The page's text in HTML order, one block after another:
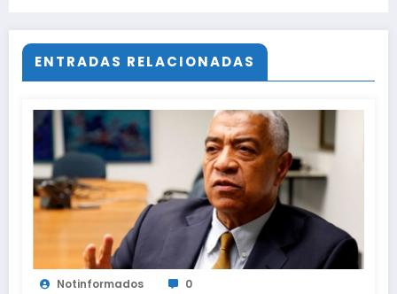
ENTRADAS RELACIONADAS
Notinformados 0